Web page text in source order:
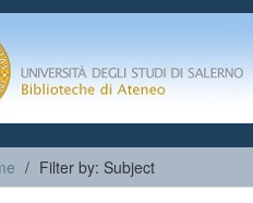
Filter by: Subject